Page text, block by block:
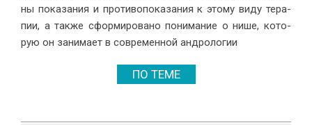
ны по­ка­за­ния и про­ти­во­по­ка­за­ния к это­му ви­ду те­ра­
пии, а так­же сфор­ми­ро­ва­но по­ни­ма­ние о ни­ше, ко­то­
рую он за­ни­ма­ет в совре­мен­ной ан­д­ро­ло­гии
ПО ТЕМЕ